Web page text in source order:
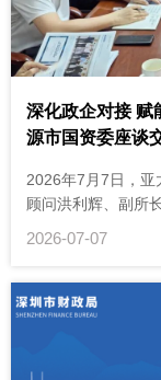
深化政企对接
源市国资委座谈
2026年7月7日，亚
顾问洪利辉、副所
2026-07-07